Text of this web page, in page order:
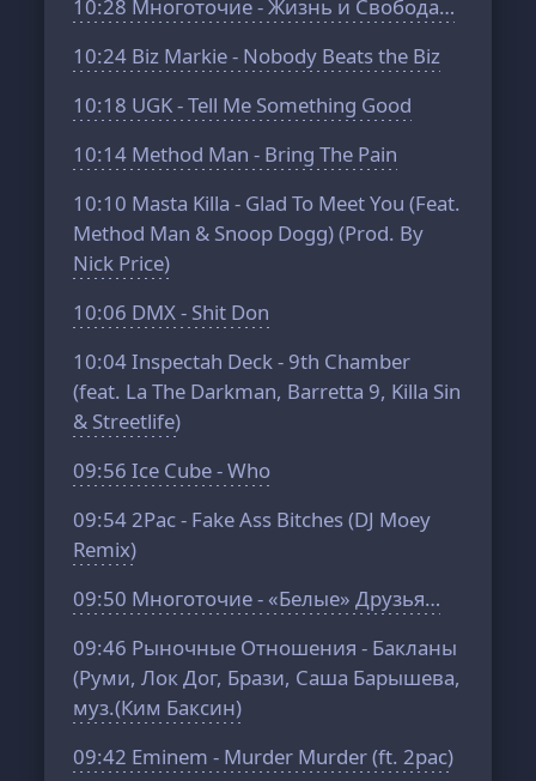
10:28 Многоточие - Жизнь и Свобода…
10:24 Biz Markie - Nobody Beats the Biz
10:18 UGK - Tell Me Something Good
10:14 Method Man - Bring The Pain
10:10 Masta Killa - Glad To Meet You (Feat.
Method Man & Snoop Dogg) (Prod. By
Nick Price)
10:06 DMX - Shit Don
10:04Inspectah Deck - 9th Chamber
(feat. La The Darkman, Barretta 9, Killa Sin
& Streetlife)
09:56 Ice Cube - Who
09:542Pac - Fake Ass Bitches (DJ Moey
Remix)
09:50 Многоточие - «Белые» Друзья…
09:46 Рыночные Отношения - Бакланы
(Руми, Лок Дог, Брази, Саша Барышева,
муз.(Ким Баксин)
09:42 Eminem - Murder Murder (ft. 2pac)